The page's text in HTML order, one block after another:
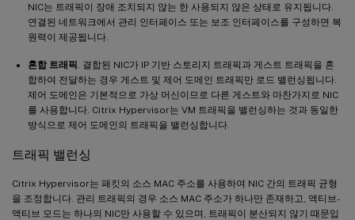
NIC는 트래픽이 장애 조치되지 않는 한 사용되지 않은 상태로 유지됩니다.
연결된 네트워크에서 관리 인터페이스 또는 보조 인터페이스를 구성하면 복
원력이 제공됩니다.
혼합 트래픽 . 결합된 NIC가 IP 기반 스토리지 트래픽과 게스트 트래픽을 혼
합하여 전달하는 경우 게스트 및 제어 도메인 트래픽만 로드 밸런싱됩니다.
제어 도메인은 기본적으로 가상 머신이므로 다른 게스트와 마찬가지로 NIC
를 사용합니다. Citrix Hypervisor는 VM 트래픽을 밸런싱하는 것과 동일한
방식으로 제어 도메인의 트래픽을 밸런싱합니다.
트래픽 밸런싱
Citrix Hypervisor는 패킷의 소스 MAC 주소를 사용하여 NIC 간의 트래픽 균형
을 조정합니다. 관리 트래픽의 경우 소스 MAC 주소가 하나만 존재하고, 액티브-
액티브 모드는 하나의 NIC만 사용할 수 있으며, 트래픽이 분산되지 않기 때문입